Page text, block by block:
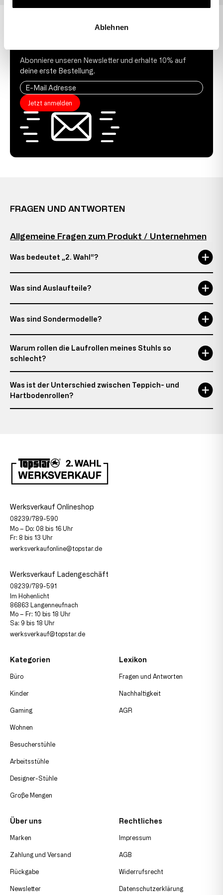
Ablehnen
Abonniere unseren Newsletter und erhalte 10% auf
deine erste Bestellung.
Jetzt anmelden
FRAGEN UND ANTWORTEN
Allgemeine Fragen zum Produkt / Unternehmen
Was bedeutet „2. Wahl“?
Was sind Auslaufteile?
Was sind Sondermodelle?
Warum rollen die Laufrollen meines Stuhls so
schlecht?
Was ist der Unterschied zwischen Teppich- und
Hartbodenrollen?
Werksverkauf Onlineshop
08239/789-590
Mo – Do: 08 bis 16 Uhr
Fr: 8 bis 13 Uhr
werksverkaufonline@topstar.de
Werksverkauf Ladengeschäft
08239/789-591
Im Hohenlicht
86863 Langenneufnach
Mo – Fr: 10 bis 18 Uhr
Sa: 9 bis 18 Uhr
werksverkauf@topstar.de
Kategorien
Büro
Kinder
Gaming
Wohnen
Besucherstühle
Arbeitsstühle
Designer-Stühle
Große Mengen
Lexikon
Fragen und Antworten
Nachhaltigkeit
AGR
Über uns
Marken
Zahlung und Versand
Rückgabe
Newsletter
Rechtliches
Impressum
AGB
Widerrufsrecht
Datenschutzerklärung